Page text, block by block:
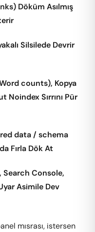
Döküm Asılmış
Silsilede Devrir
counts), Kopya
Sırrını Pür
data / schema
Fırla Dök At
Search Console,
Asimile Dev
mısrası, istersen